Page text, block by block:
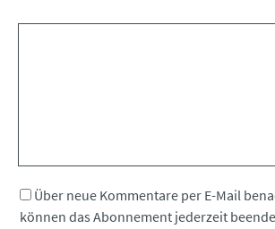
Über neue Kommentare per E-Mail
können das Abonnement jederzeit